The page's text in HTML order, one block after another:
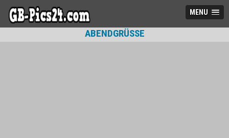
MENU
ABENDGRÜSSE